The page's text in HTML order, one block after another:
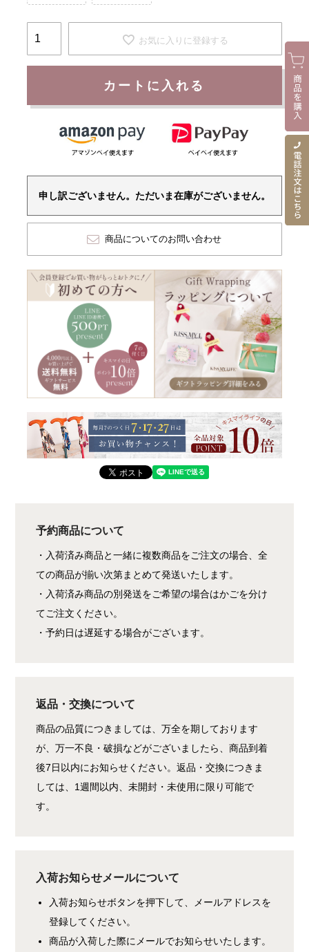
お気に入りに登録する
カートに入れる
申し訳ございません。ただいま在庫がございません。
商品についてのお問い合わせ
予約商品について
・入荷済み商品と一緒に複数商品をご注文の場合、全
ての商品が揃い次第まとめて発送いたします。
・入荷済み商品の別発送をご希望の場合はかごを分け
てご注文ください。
・予約日は遅延する場合がございます。
返品・交換について
商品の品質につきましては、万全を期しております
が、万一不良・破損などがございましたら、商品到着
後7日以内にお知らせください。返品・交換につきま
しては、1週間以内、未開封・未使用に限り可能で
す。
入荷お知らせメールについて
入荷お知らせボタンを押下して、メールアドレスを
登録してください。
商品が入荷した際にメールでお知らせいたします。